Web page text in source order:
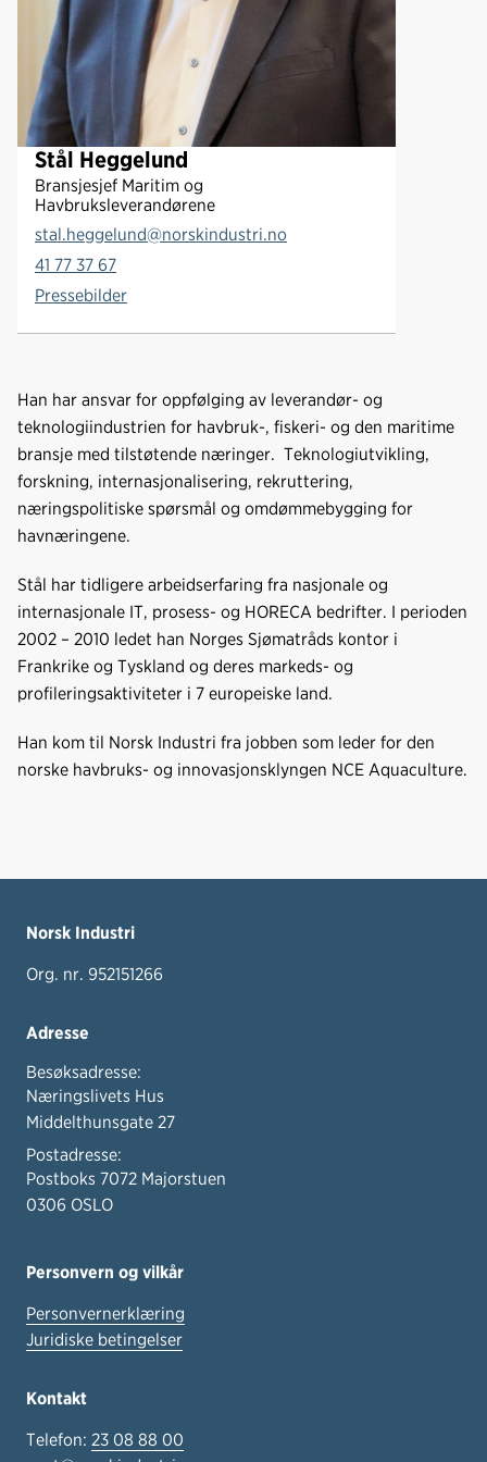
Stål Heggelund
Bransjesjef Maritim og
Havbruksleverandørene
stal.heggelund@norskindustri.no
41 77 37 67
Pressebilder
Han har ansvar for oppfølging av leverandør- og
teknologiindustrien for havbruk-, fiskeri- og den maritime
bransje med tilstøtende næringer. Teknologiutvikling,
forskning, internasjonalisering, rekruttering,
næringspolitiske spørsmål og omdømmebygging for
havnæringene.
Stål har tidligere arbeidserfaring fra nasjonale og
internasjonale IT, prosess- og HORECA bedrifter. I perioden
2002 – 2010 ledet han Norges Sjømatråds kontor i
Frankrike og Tyskland og deres markeds- og
profileringsaktiviteter i 7 europeiske land.
Han kom til Norsk Industri fra jobben som leder for den
norske havbruks- og innovasjonsklyngen NCE Aquaculture.
Norsk Industri
Org. nr. 952151266
Adresse
Besøksadresse:
Næringslivets Hus
Middelthunsgate 27
Postadresse:
Postboks 7072 Majorstuen
0306 OSLO
Personvern og vilkår
Personvernerklæring
Juridiske betingelser
Kontakt
Telefon: 23 08 88 00